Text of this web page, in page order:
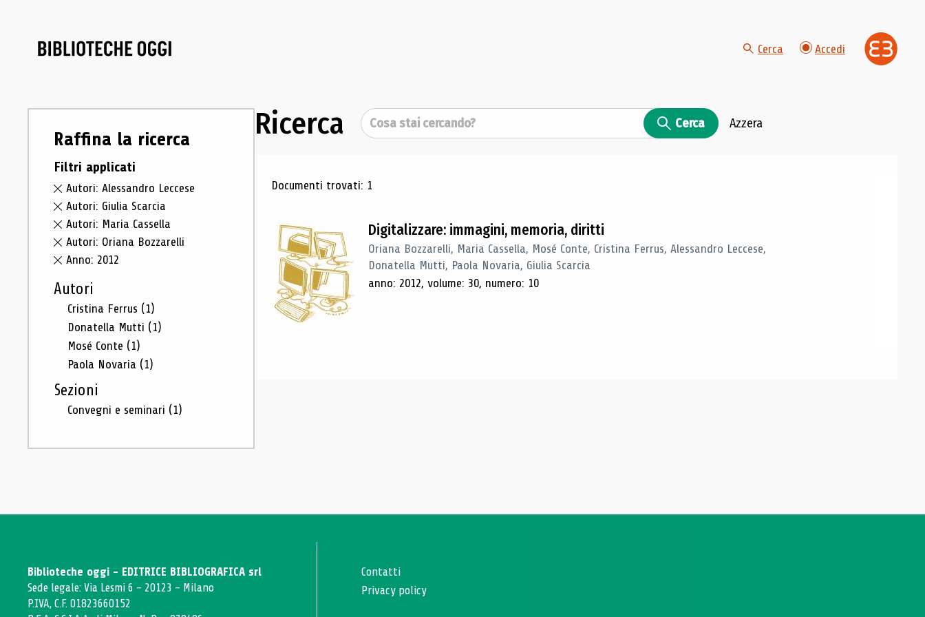
Cerca Accedi
Raffina la ricerca
Filtri applicati
Autori: Alessandro Leccese
Autori: Giulia Scarcia
Autori: Maria Cassella
Autori: Oriana Bozzarelli
Anno: 2012
Autori
Cristina Ferrus (1)
Donatella Mutti (1)
Mosé Conte (1)
Paola Novaria (1)
Sezioni
Convegni e seminari (1)
Ricerca Cerca Cerca Azzera
Risultati di ricerca
Documenti trovati: 1
Digitalizzare: immagini, memoria, diritti
Oriana Bozzarelli, Maria Cassella, Mosé Conte, Cristina Ferrus, Alessandro Leccese,
Donatella Mutti, Paola Novaria, Giulia Scarcia
anno: 2012, volume: 30, numero: 10
Biblioteche oggi - EDITRICE BIBLIOGRAFICA srl
Sede legale: Via Lesmi 6 - 20123 - Milano
P.IVA, C.F. 01823660152
Contatti
Privacy policy